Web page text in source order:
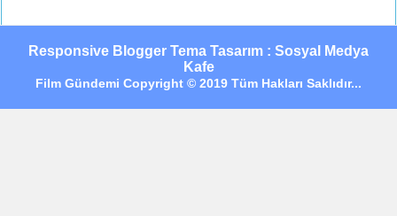
Responsive Blogger Tema Tasarım : Sosyal Medya
Kafe
Film Gündemi Copyright © 2019 Tüm Hakları Saklıdır...